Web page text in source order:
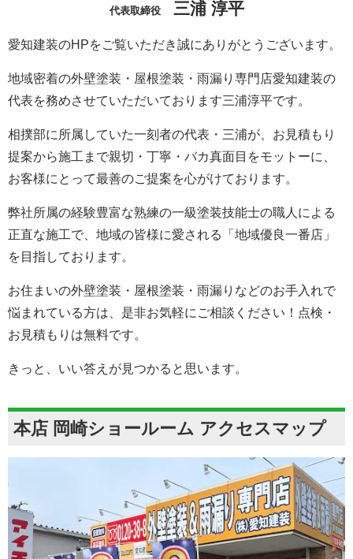
代表取締役 三浦 淳平
愛知建装のHPをご覧いただき誠にありがとうございます。
地域密着の外壁塗装・屋根塗装・雨漏り専門店愛知建装の
代表を務めさせていただいております三浦淳平です。
相撲部に所属していた一刻者の代表・三浦が、お見積もり
提案から施工まで親切・丁寧・バカ真面目をモットーに、
お客様にとって最善のご提案を心がけております。
弊社所属の経験豊富な熟練の一級塗装技能士の職人による
正直な施工で、地域の皆様に愛される「地域優良一番店」
を目指しております。
お住まいの外壁塗装・屋根塗装・雨漏りなどのお手入れで
悩まれている方は、是非お気軽にご相談ください！点検・
お見積もりは無料です。
きっと、いい答えが見つかると思います。
本店 岡崎ショールーム アクセスマップ